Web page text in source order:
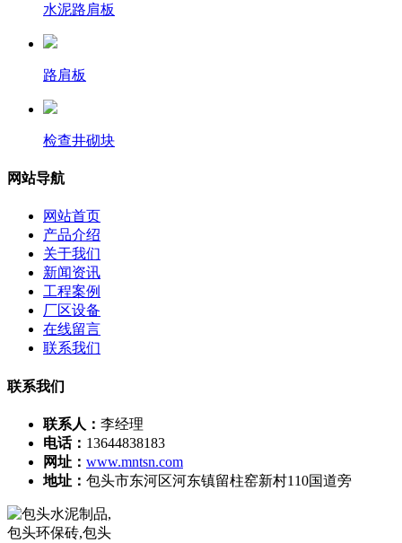
水泥路肩板
路肩板
检查井砌块
网站导航
网站首页
产品介绍
关于我们
新闻资讯
工程案例
厂区设备
在线留言
联系我们
联系我们
联系人： 李经理
电话： 13644838183
网址： www.mntsn.com
地址： 包头市东河区河东镇留柱窑新村110国道旁